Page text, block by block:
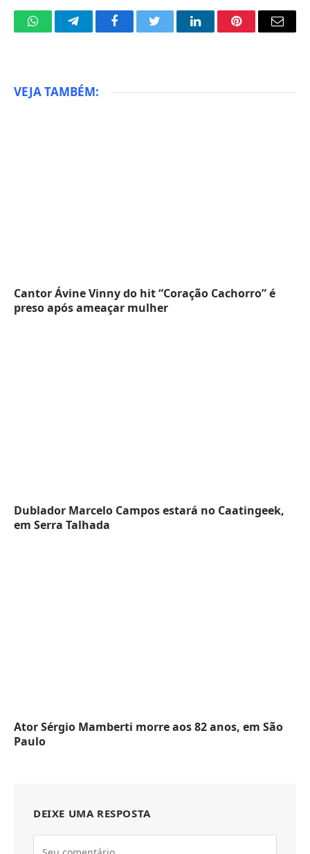
WhatsAppTelegramFacebookTwitter LinkedInPinterestEmail
VEJA TAMBÉM:
Cantor Ávine Vinny do hit “Coração Cachorro” é
preso após ameaçar mulher
Dublador Marcelo Campos estará no Caatingeek,
em Serra Talhada
Ator Sérgio Mamberti morre aos 82 anos, em São
Paulo
DEIXE UMA RESPOSTA